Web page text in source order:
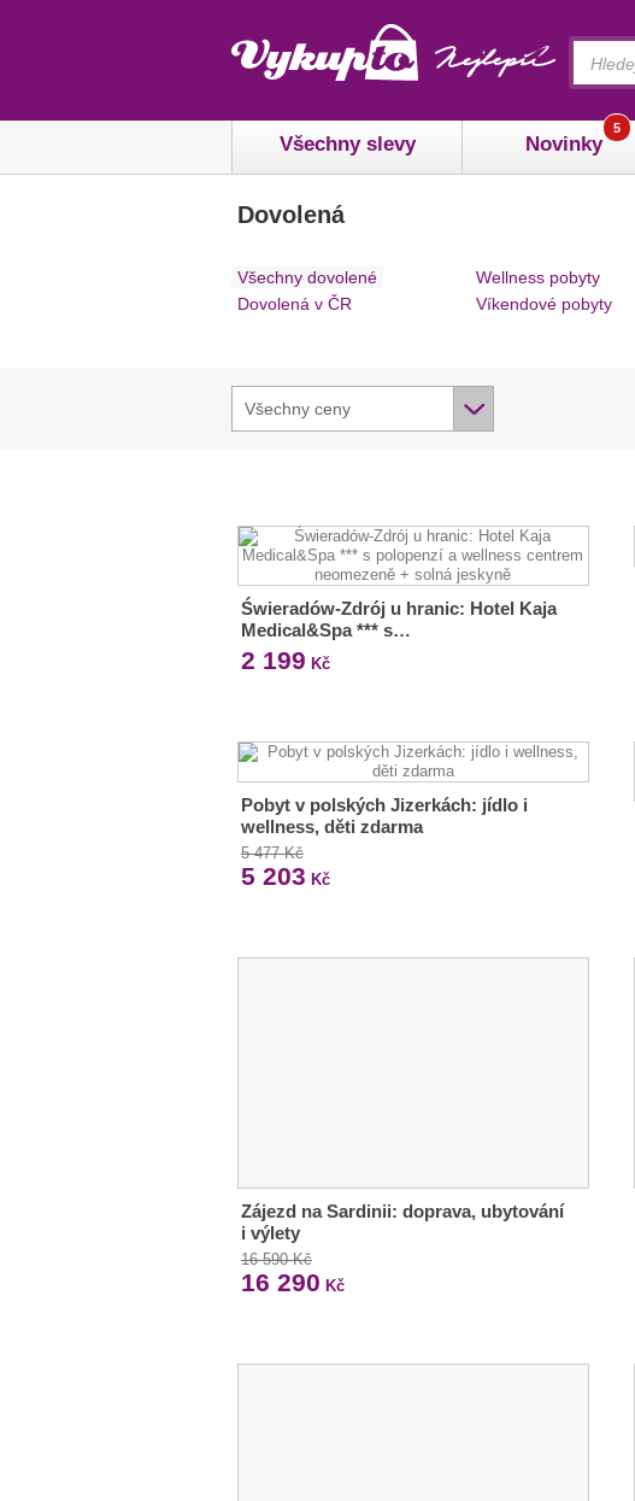
Všechny slevy Novinky
5
Dovolená
Všechny dovolené
Dovolená v ČR
Wellness pobyty
Víkendové pobyty
Všechny ceny
Świeradów-Zdrój u hranic: Hotel Kaja
Medical&Spa *** s…
2 199 Kč
Pobyt v polských Jizerkách: jídlo i
wellness, děti zdarma
5 477 Kč
5 203 Kč
Zájezd na Sardinii: doprava, ubytování
i výlety
16 590 Kč
16 290 Kč